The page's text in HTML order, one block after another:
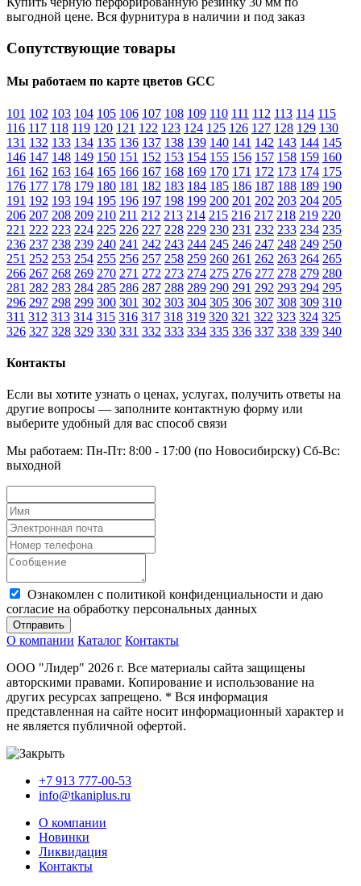
выгодной цене. Вся фурнитура в наличии и под заказ
Сопутствующие товары
Мы работаем по карте цветов GCC
101 102 103 104 105 106 107 108 109 110 111 112 113 114 115
116 117 118 119 120 121 122 123 124 125 126 127 128 129 130
131 132 133 134 135 136 137 138 139 140 141 142 143 144 145
146 147 148 149 150 151 152 153 154 155 156 157 158 159 160
161 162 163 164 165 166 167 168 169 170 171 172 173 174 175
176 177 178 179 180 181 182 183 184 185 186 187 188 189 190
191 192 193 194 195 196 197 198 199 200 201 202 203 204 205
206 207 208 209 210 211 212 213 214 215 216 217 218 219 220
221 222 223 224 225 226 227 228 229 230 231 232 233 234 235
236 237 238 239 240 241 242 243 244 245 246 247 248 249 250
251 252 253 254 255 256 257 258 259 260 261 262 263 264 265
266 267 268 269 270 271 272 273 274 275 276 277 278 279 280
281 282 283 284 285 286 287 288 289 290 291 292 293 294 295
296 297 298 299 300 301 302 303 304 305 306 307 308 309 310
311 312 313 314 315 316 317 318 319 320 321 322 323 324 325
326 327 328 329 330 331 332 333 334 335 336 337 338 339 340
Контакты
Если вы хотите узнать о ценах, услугах, получить ответы на
другие вопросы — заполните контактную форму или
выберите удобный для вас способ связи
Мы работаем: Пн-Пт: 8:00 - 17:00 (по Новосибирску) Сб-Вс:
выходной
Ознакомлен с политикой конфиденциальности и даю
согласие на обработку персональных данных
Отправить
О компании Каталог Контакты
ООО "Лидер" 2026 г. Все материалы сайта защищены
авторскими правами. Копирование и использование на
других ресурсах запрещено. * Вся информация
представленная на сайте носит информационный характер и
не является публичной офертой.
+7 913 777-00-53
info@tkaniplus.ru
О компании
Новинки
Ликвидация
Контакты